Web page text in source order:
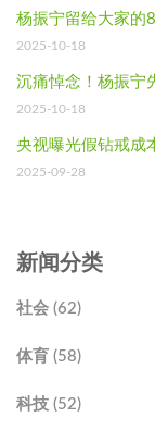
杨振宁留给大家的
2025-10-18
沉痛悼念！杨振宁
2025-10-18
央视曝光假钻戒成
2025-09-28
新闻分类
社会 (62)
体育 (58)
科技 (52)